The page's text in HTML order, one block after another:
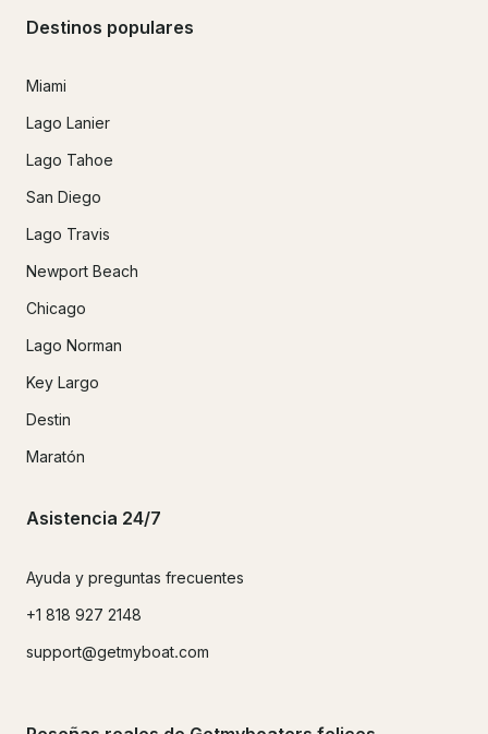
Destinos populares
Miami
Lago Lanier
Lago Tahoe
San Diego
Lago Travis
Newport Beach
Chicago
Lago Norman
Key Largo
Destin
Maratón
Asistencia 24/7
Ayuda y preguntas frecuentes
+1 818 927 2148
support@getmyboat.com